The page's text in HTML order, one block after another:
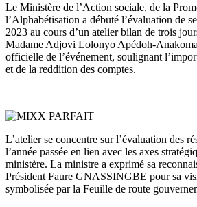
Le Ministère de l’Action sociale, de la
l’Alphabétisation a débuté l’évaluation de
2023 au cours d’un atelier bilan de trois
Madame Adjovi Lolonyo Apédoh-
officielle de l’événement, soulignant
et de la reddition des comptes.
L’atelier se concentre sur l’évaluation des
l’année passée en lien avec les axes
ministère. La ministre a exprimé sa
Président Faure GNASSINGBE pour sa
symbolisée par la Feuille de route